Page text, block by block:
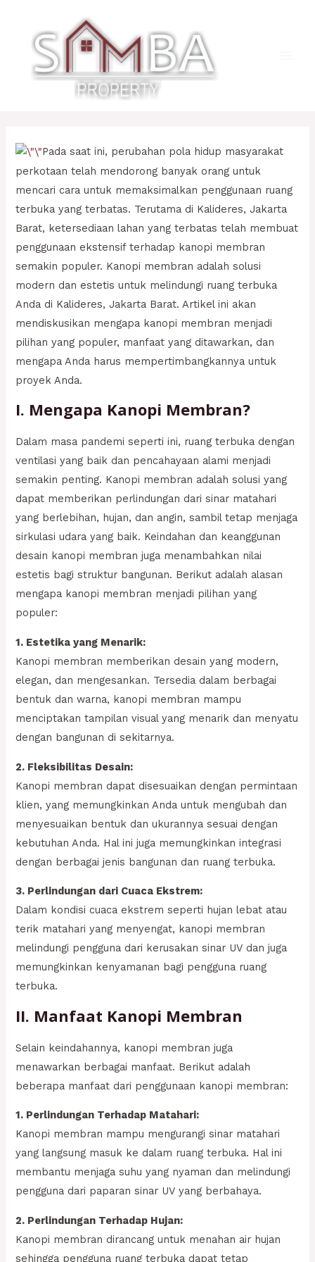
konten
Pada saat ini, perubahan pola hidup masyarakat
perkotaan telah mendorong banyak orang untuk
mencari cara untuk memaksimalkan penggunaan ruang
terbuka yang terbatas. Terutama di Kalideres, Jakarta
Barat, ketersediaan lahan yang terbatas telah membuat
penggunaan ekstensif terhadap kanopi membran
semakin populer. Kanopi membran adalah solusi
modern dan estetis untuk melindungi ruang terbuka
Anda di Kalideres, Jakarta Barat. Artikel ini akan
mendiskusikan mengapa kanopi membran menjadi
pilihan yang populer, manfaat yang ditawarkan, dan
mengapa Anda harus mempertimbangkannya untuk
proyek Anda.
I. Mengapa Kanopi Membran?
Dalam masa pandemi seperti ini, ruang terbuka dengan
ventilasi yang baik dan pencahayaan alami menjadi
semakin penting. Kanopi membran adalah solusi yang
dapat memberikan perlindungan dari sinar matahari
yang berlebihan, hujan, dan angin, sambil tetap menjaga
sirkulasi udara yang baik. Keindahan dan keanggunan
desain kanopi membran juga menambahkan nilai
estetis bagi struktur bangunan. Berikut adalah alasan
mengapa kanopi membran menjadi pilihan yang
populer:
1. Estetika yang Menarik:
Kanopi membran memberikan desain yang modern,
elegan, dan mengesankan. Tersedia dalam berbagai
bentuk dan warna, kanopi membran mampu
menciptakan tampilan visual yang menarik dan menyatu
dengan bangunan di sekitarnya.
2. Fleksibilitas Desain:
Kanopi membran dapat disesuaikan dengan permintaan
klien, yang memungkinkan Anda untuk mengubah dan
menyesuaikan bentuk dan ukurannya sesuai dengan
kebutuhan Anda. Hal ini juga memungkinkan integrasi
dengan berbagai jenis bangunan dan ruang terbuka.
3. Perlindungan dari Cuaca Ekstrem:
Dalam kondisi cuaca ekstrem seperti hujan lebat atau
terik matahari yang menyengat, kanopi membran
melindungi pengguna dari kerusakan sinar UV dan juga
memungkinkan kenyamanan bagi pengguna ruang
terbuka.
II. Manfaat Kanopi Membran
Selain keindahannya, kanopi membran juga
menawarkan berbagai manfaat. Berikut adalah
beberapa manfaat dari penggunaan kanopi membran:
1. Perlindungan Terhadap Matahari:
Kanopi membran mampu mengurangi sinar matahari
yang langsung masuk ke dalam ruang terbuka. Hal ini
membantu menjaga suhu yang nyaman dan melindungi
pengguna dari paparan sinar UV yang berbahaya.
2. Perlindungan Terhadap Hujan:
Kanopi membran dirancang untuk menahan air hujan
sehingga pengguna ruang terbuka dapat tetap